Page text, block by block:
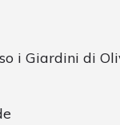
i Giardini di